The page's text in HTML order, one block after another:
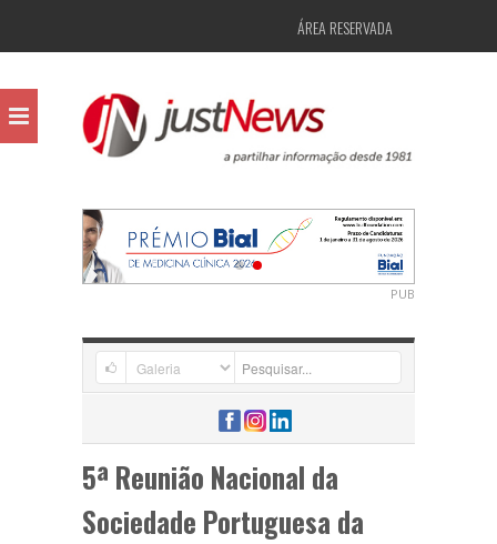
ÁREA RESERVADA
PUB
5ª Reunião Nacional da
Sociedade Portuguesa da